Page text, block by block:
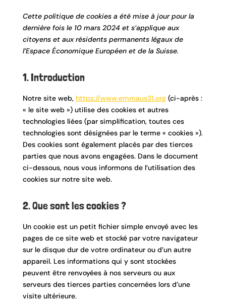
Cette politique de cookies a été mise à jour pour la
dernière fois le 10 mars 2024 et s’applique aux
citoyens et aux résidents permanents légaux de
l’Espace Économique Européen et de la Suisse.
1. Introduction
Notre site web, https://www.emmaus31.org(ci-après :
« le site web ») utilise des cookies et autres
technologies liées (par simplification, toutes ces
technologies sont désignées par le terme « cookies »).
Des cookies sont également placés par des tierces
parties que nous avons engagées. Dans le document
ci-dessous, nous vous informons de l’utilisation des
cookies sur notre site web.
2. Que sont les cookies ?
Un cookie est un petit fichier simple envoyé avec les
pages de ce site web et stocké par votre navigateur
sur le disque dur de votre ordinateur ou d’un autre
appareil. Les informations qui y sont stockées
peuvent être renvoyées à nos serveurs ou aux
serveurs des tierces parties concernées lors d’une
visite ultérieure.